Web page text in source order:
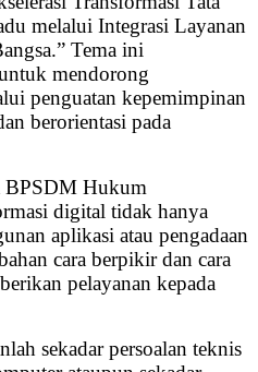
melalui Integrasi Layanan
Tema ini
mendorong
penguatan kepemimpinan
berorientasi pada
BPSDM Hukum
digital tidak hanya
aplikasi atau pengadaan
cara berpikir dan cara
pelayanan kepada
sekadar persoalan teknis